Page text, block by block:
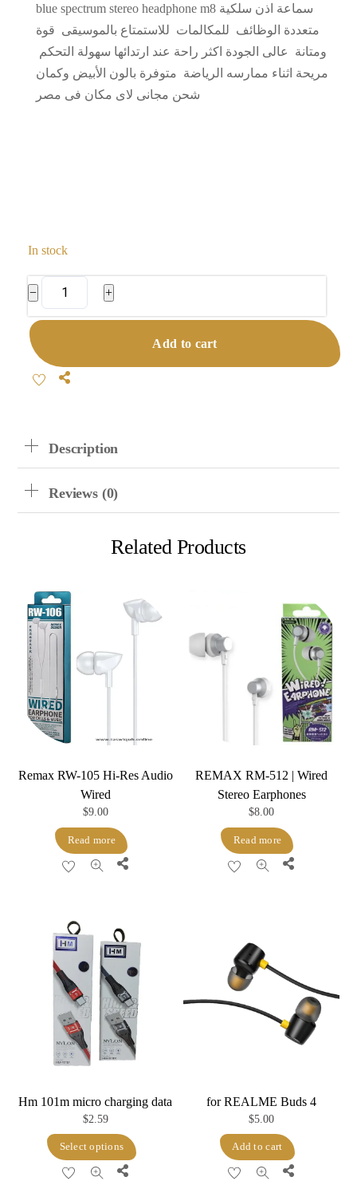
blue spectrum stereo headphone m8 سماعة اذن سلكية
متعددة الوظائف للمكالمات للاستمتاع بالموسيقى قوة
ومتانة عالى الجودة اكثر راحة عند ارتدائها سهولة التحكم
مريحة اثناء ممارسه الرياضة متوفرة بالون الأبيض وكمان
شحن مجانى لاى مكان فى مصر
In stock
−
Blue
Spectrum
M8
+
Add to cart
Share
Description
Reviews (0)
Related Products
Remax RW-105 Hi-Res Audio
Wired
$9.00
Read more
Share
REMAX RM-512 | Wired
Stereo Earphones
$8.00
Read more
Share
Hm 101m micro charging data
$2.59
Select options
Share
for REALME Buds 4
$5.00
Add to cart
Share